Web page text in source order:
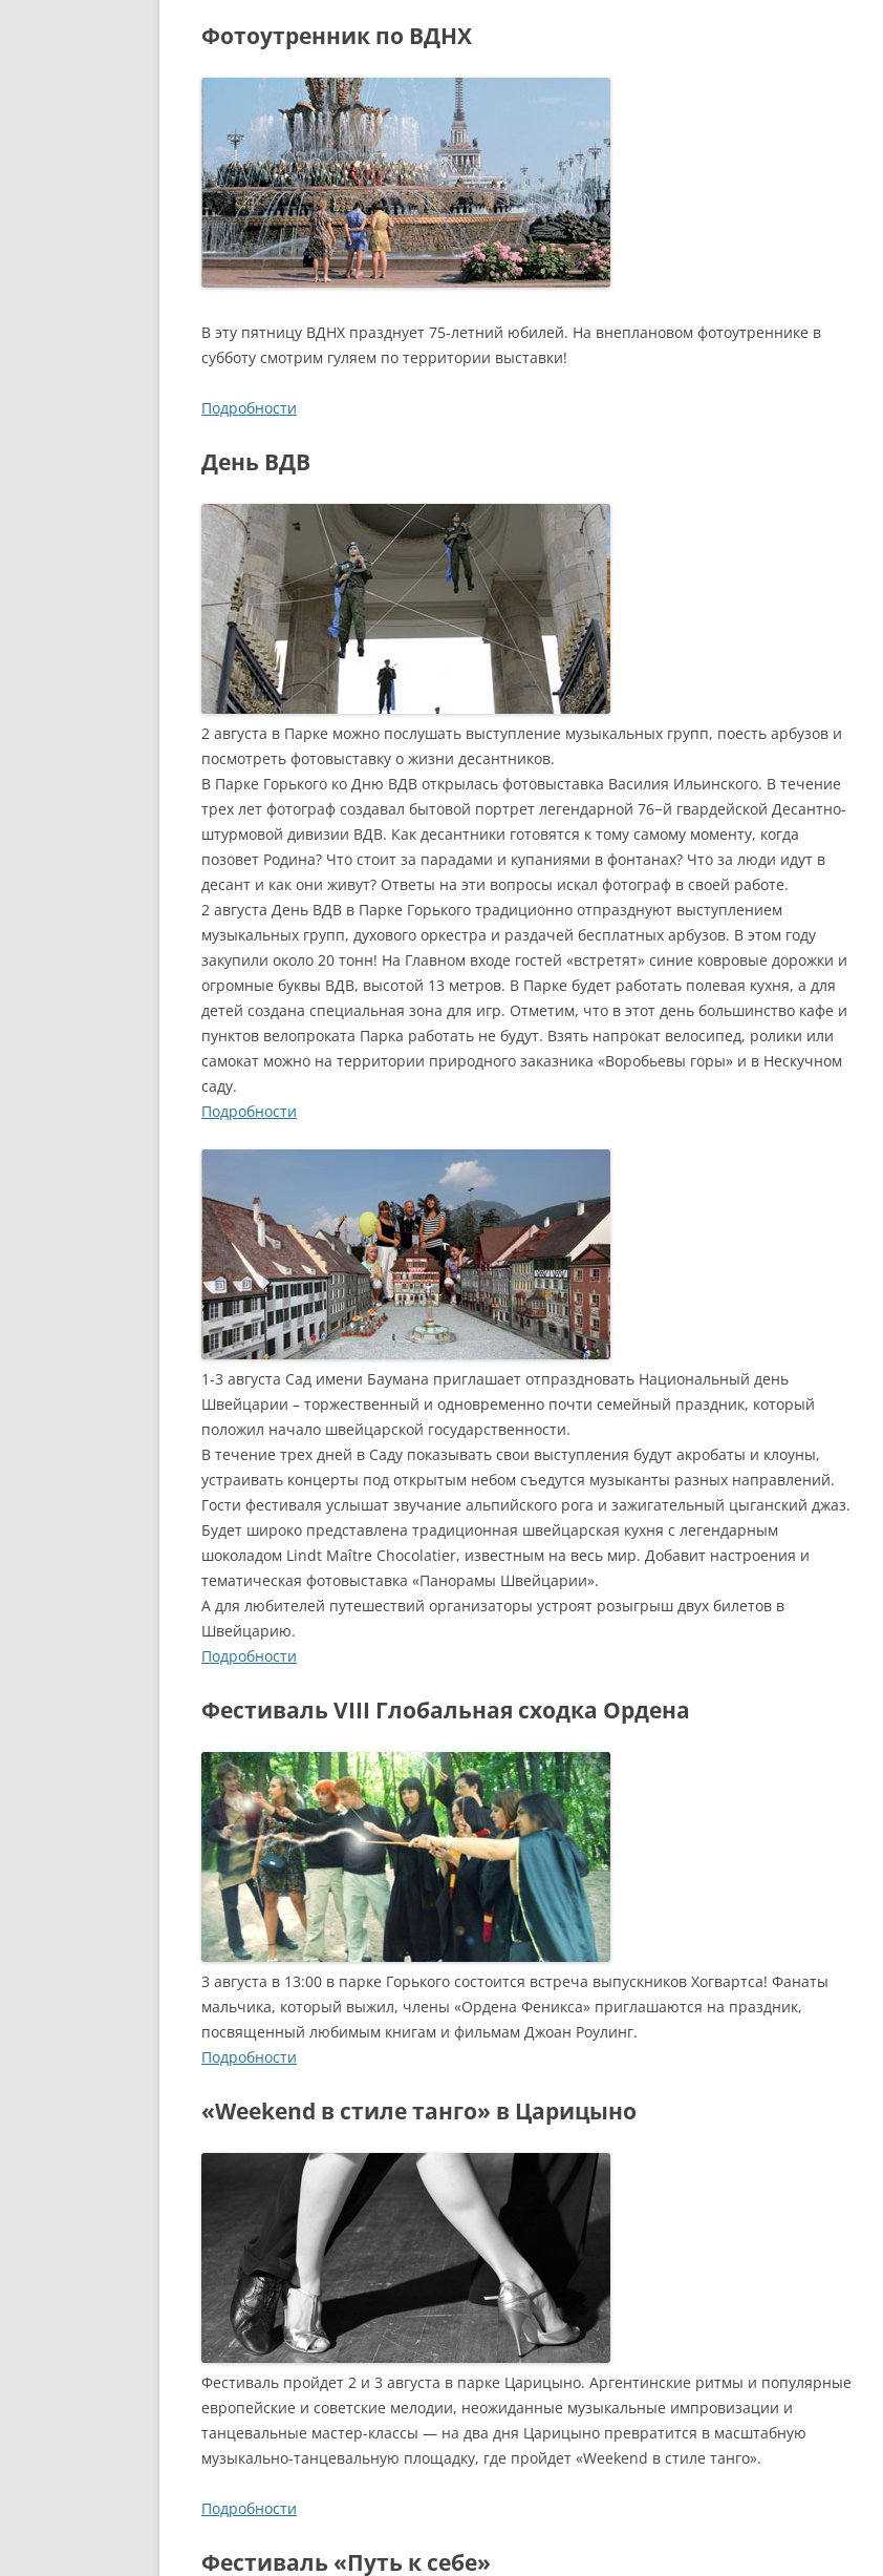
Фотоутренник по ВДНХ
В эту пятницу ВДНХ празднует 75-летний юбилей. На внеплановом фотоутреннике в
субботу смотрим гуляем по территории выставки!
Подробности
День ВДВ
2 августа в Парке можно послушать выступление музыкальных групп, поесть арбузов и
посмотреть фотовыставку о жизни десантников.
В Парке Горького ко Дню ВДВ открылась фотовыставка Василия Ильинского. В течение
трех лет фотограф создавал бытовой портрет легендарной 76−й гвардейской Десантно-
штурмовой дивизии ВДВ. Как десантники готовятся к тому самому моменту, когда
позовет Родина? Что стоит за парадами и купаниями в фонтанах? Что за люди идут в
десант и как они живут? Ответы на эти вопросы искал фотограф в своей работе.
2 августа День ВДВ в Парке Горького традиционно отпразднуют выступлением
музыкальных групп, духового оркестра и раздачей бесплатных арбузов. В этом году
закупили около 20 тонн! На Главном входе гостей «встретят» синие ковровые дорожки и
огромные буквы ВДВ, высотой 13 метров. В Парке будет работать полевая кухня, а для
детей создана специальная зона для игр. Отметим, что в этот день большинство кафе и
пунктов велопроката Парка работать не будут. Взять напрокат велосипед, ролики или
самокат можно на территории природного заказника «Воробьевы горы» и в Нескучном
саду.
Подробности
1-3 августа Сад имени Баумана приглашает отпраздновать Национальный день
Швейцарии – торжественный и одновременно почти семейный праздник, который
положил начало швейцарской государственности.
В течение трех дней в Саду показывать свои выступления будут акробаты и клоуны,
устраивать концерты под открытым небом съедутся музыканты разных направлений.
Гости фестиваля услышат звучание альпийского рога и зажигательный цыганский джаз.
Будет широко представлена традиционная швейцарская кухня с легендарным
шоколадом Lindt Maître Chocolatier, известным на весь мир. Добавит настроения и
тематическая фотовыставка «Панорамы Швейцарии».
А для любителей путешествий организаторы устроят розыгрыш двух билетов в
Швейцарию.
Подробности
Фестиваль VIII Глобальная сходка Ордена
3 августа в 13:00 в парке Горького состоится встреча выпускников Хогвартса! Фанаты
мальчика, который выжил, члены «Ордена Феникса» приглашаются на праздник,
посвященный любимым книгам и фильмам Джоан Роулинг.
Подробности
«Weekend в стиле танго» в Царицыно
Фестиваль пройдет 2 и 3 августа в парке Царицыно. Аргентинские ритмы и популярные
европейские и советские мелодии, неожиданные музыкальные импровизации и
танцевальные мастер-классы — на два дня Царицыно превратится в масштабную
музыкально-танцевальную площадку, где пройдет «Weekend в стиле танго».
Подробности
Фестиваль «Путь к себе»